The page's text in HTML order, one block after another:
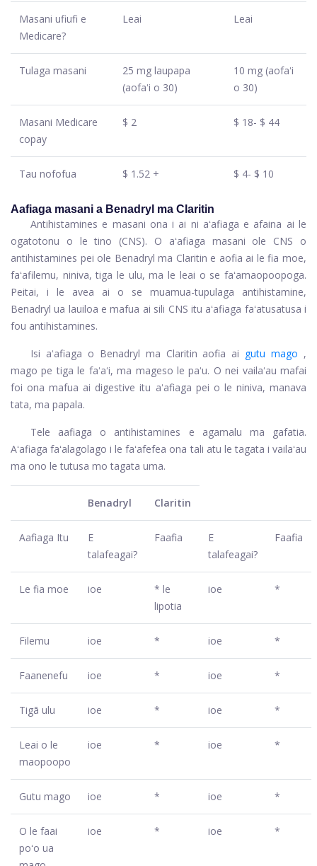
Masani ufiufi e
Medicare?
Leai Leai
Tulaga masani
25 mg laupapa
(aofaʻi o 30)
10 mg (aofaʻi
o 30)
Masani Medicare
copay
$ 2 $ 18- $ 44
Tau nofofua $ 1.52 + $ 4- $ 10
Aafiaga masani a Benadryl ma Claritin
Antihistamines e masani ona i ai ni aʻafiaga e afaina ai le
ogatotonu o le tino (CNS). O aʻafiaga masani ole CNS o
antihistamines pei ole Benadryl ma Claritin e aofia ai le fia moe,
faʻafilemu, niniva, tiga le ulu, ma le leai o se faʻamaopoopoga.
Peitai, i le avea ai o se muamua-tupulaga antihistamine,
Benadryl ua lauiloa e mafua ai sili CNS itu aʻafiaga faʻatusatusa i
fou antihistamines.
Isi aʻafiaga o Benadryl ma Claritin aofia ai gutu mago ,
mago pe tiga le faʻaʻi, ma mageso le paʻu. O nei vailaʻau mafai
foi ona mafua ai digestive itu aʻafiaga pei o le niniva, manava
tata, ma papala.
Tele aafiaga o antihistamines e agamalu ma gafatia.
Aʻafiaga faʻalagolago i le faʻafefea ona tali atu le tagata i vailaʻau
ma ono le tutusa mo tagata uma.
Benadryl Claritin
Aafiaga Itu
E
talafeagai?
Faafia
E
talafeagai?
Faafia
Le fia moe ioe
* le
lipotia
ioe *
Filemu ioe * ioe *
Faanenefu ioe * ioe *
Tigā ulu ioe * ioe *
Leai o le
maopoopo
ioe * ioe *
Gutu mago ioe * ioe *
O le faai
poʻo ua
ioe * ioe *